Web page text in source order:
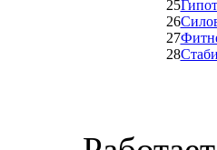
25
26
27
28